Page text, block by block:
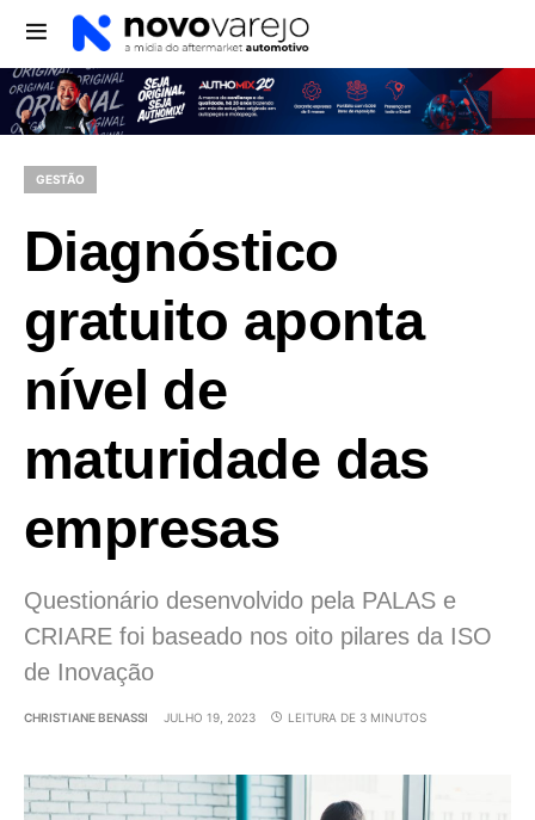
GESTÃO
Diagnóstico
gratuito aponta
nível de
maturidade das
empresas
Questionário desenvolvido pela PALAS e
CRIARE foi baseado nos oito pilares da ISO
de Inovação
CHRISTIANE BENASSI JULHO 19, 2023 LEITURA DE 3 MINUTOS